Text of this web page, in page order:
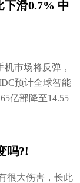
滑0.7% 中
市场将反弹，
预计全球智能
亿部降至14.55
吗?!
很大伤害，长此